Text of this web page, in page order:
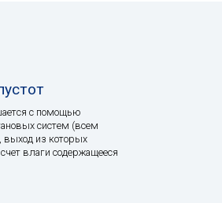
с помощью
систем (всем
выход из которых
влаги содержащееся